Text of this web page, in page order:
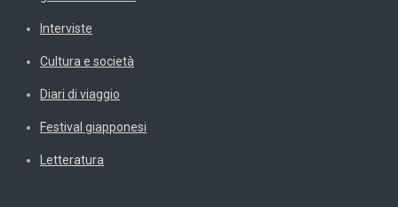
Interviste
Cultura e società
Diari di viaggio
Festival giapponesi
Letteratura